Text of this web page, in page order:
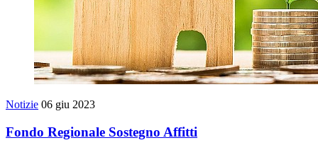
Notizie 06 giu 2023
Fondo Regionale Sostegno Affitti